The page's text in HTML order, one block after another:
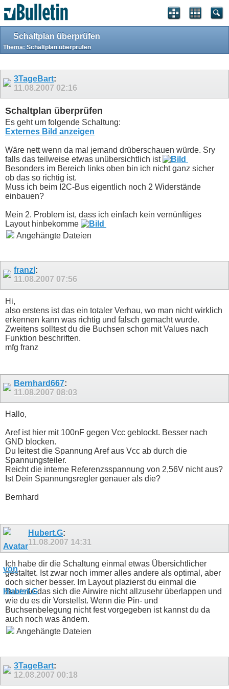
Schaltplan überprüfen
Thema: Schaltplan überprüfen
3TageBart:
11.08.2007 02:16
Schaltplan überprüfen
Es geht um folgende Schaltung:
Externes Bild anzeigen
Wäre nett wenn da mal jemand drüberschauen würde. Sry
falls das teilweise etwas unübersichtlich ist
Besonders im Bereich links oben bin ich nicht ganz sicher
ob das so richtig ist.
Muss ich beim I2C-Bus eigentlich noch 2 Widerstände
einbauen?
Mein 2. Problem ist, dass ich einfach kein vernünftiges
Layout hinbekomme
Angehängte Dateien
franzl :
11.08.2007 07:56
Hi,
also erstens ist das ein totaler Verhau, wo man nicht wirklich
erkennen kann was richtig und falsch gemacht wurde.
Zweitens solltest du die Buchsen schon mit Values nach
Funktion beschriften.
mfg franz
Bernhard667:
11.08.2007 08:03
Hallo,
Aref ist hier mit 100nF gegen Vcc geblockt. Besser nach
GND blocken.
Du leitest die Spannung Aref aus Vcc ab durch die
Spannungsteiler.
Reicht die interne Referenzsspannung von 2,56V nicht aus?
Ist Dein Spannungsregler genauer als die?
Bernhard
Hubert.G:
11.08.2007 14:31
Ich habe dir die Schaltung einmal etwas Übersichtlicher
gestaltet. Ist zwar noch immer alles andere als optimal, aber
doch sicher besser. Im Layout plazierst du einmal die
Bauteile das sich die Airwire nicht allzusehr überlappen und
wie du es dir Vorstellst. Wenn die Pin- und
Buchsenbelegung nicht fest vorgegeben ist kannst du da
auch noch was ändern.
Angehängte Dateien
3TageBart:
12.08.2007 00:18